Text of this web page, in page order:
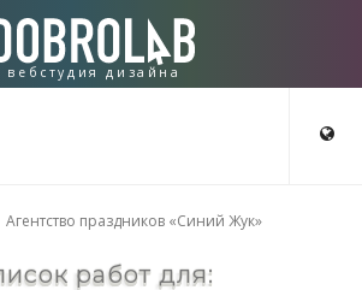
вебстудия дизайна
Агентство праздников «Синий Жук»
работ для: